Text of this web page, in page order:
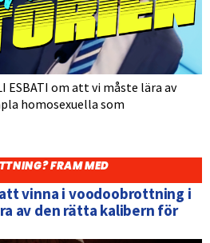
ESBATI om att vi måste lära av
homosexuella som
FRAM MED
vinna i voodoobrottning i
av den rätta kalibern för